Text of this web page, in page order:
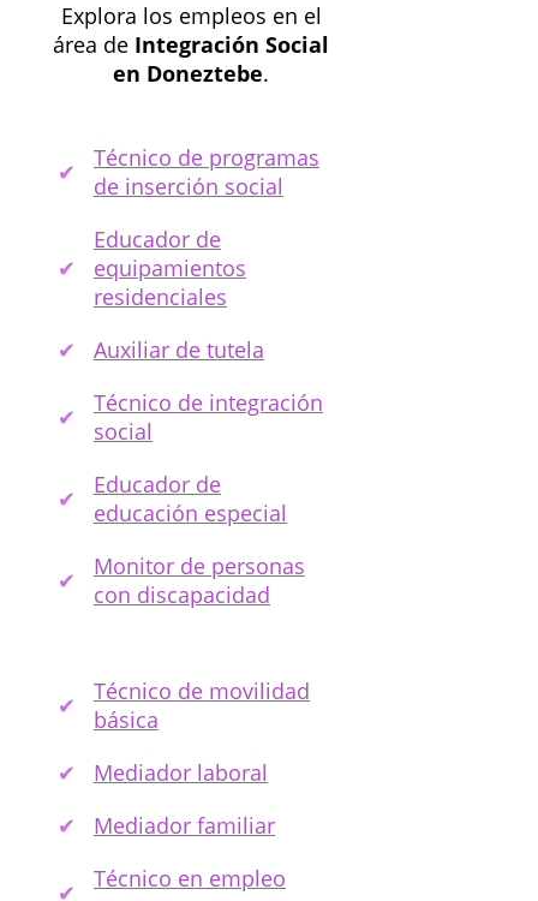
Explora los empleos en el
área de Integración Social
en Doneztebe.
Técnico de programas
de inserción social
Educador de
equipamientos
residenciales
Auxiliar de tutela
Técnico de integración
social
Educador de
educación especial
Monitor de personas
con discapacidad
Técnico de movilidad
básica
Mediador laboral
Mediador familiar
Técnico en empleo